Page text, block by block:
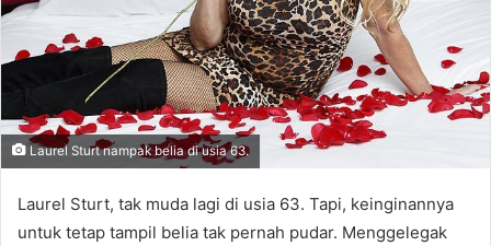
Laurel Sturt nampak belia di usia 63.
Laurel Sturt, tak muda lagi di usia 63. Tapi, keinginannya
untuk tetap tampil belia tak pernah pudar. Menggelegak